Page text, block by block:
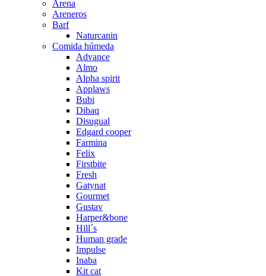
Arena
Areneros
Barf
Naturcanin
Comida húmeda
Advance
Almo
Alpha spirit
Applaws
Bubi
Dibaq
Disugual
Edgard cooper
Farmina
Felix
Firstbite
Fresh
Gatynat
Gourmet
Gustav
Harper&bone
Hill´s
Human grade
Impulse
Inaba
Kit cat